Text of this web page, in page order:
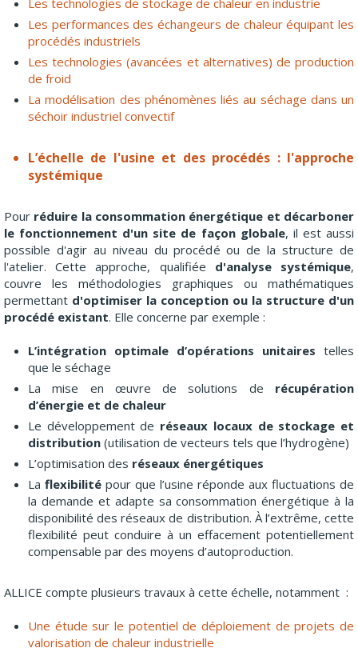
Les technologies de stockage de chaleur en industrie
Les performances des échangeurs de chaleur équipant les
procédés industriels
Les technologies (avancées et alternatives) de production
de froid
La modélisation des phénomènes liés au séchage dans un
séchoir industriel convectif
L’échelle de l'usine et des procédés : l'approche
systémique
Pour réduire la consommation énergétique et décarboner
le fonctionnement d'un site de façon globale, il est aussi
possible d'agir au niveau du procédé ou de la structure de
l'atelier. Cette approche, qualifiée d'analyse systémique,
couvre les méthodologies graphiques ou mathématiques
permettant d'optimiser la conception ou la structure d'un
procédé existant. Elle concerne par exemple :
L’intégration optimale d’opérations unitaires telles
que le séchage
La mise en œuvre de solutions de récupération
d’énergie et de chaleur
Le développement de réseaux locaux de stockage et
distribution (utilisation de vecteurs tels que l’hydrogène)
L’optimisation des réseaux énergétiques
La flexibilité pour que l’usine réponde aux fluctuations de
la demande et adapte sa consommation énergétique à la
disponibilité des réseaux de distribution. À l’extrême, cette
flexibilité peut conduire à un effacement potentiellement
compensable par des moyens d’autoproduction.
ALLICE compte plusieurs travaux à cette échelle, notamment :
Une étude sur le potentiel de déploiement de projets de
valorisation de chaleur industrielle